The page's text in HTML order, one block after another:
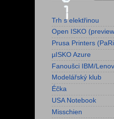
Trh s elektřinou
Open ISKO
Prusa Printers
µISKO Azure
Fanoušci IBM/
Modelářský klub
Éčka
USA Notebook
Misschien